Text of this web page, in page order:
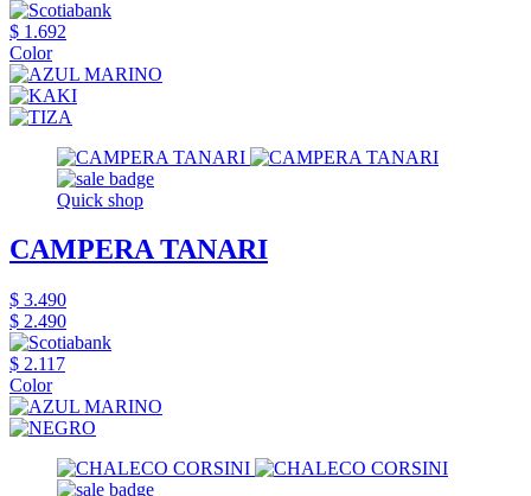
$ 1.692
Color
Quick shop
CAMPERA TANARI
$ 3.490
$ 2.490
$ 2.117
Color